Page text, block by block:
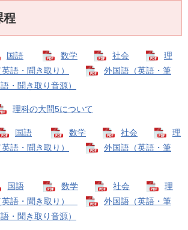
国語 数学 社会
理
語・聞き取り）
外国語（英語・筆
・聞き取り音源）
理科の大問5について
国語 数学 社会
理
語・聞き取り）
外国語（英語・筆
国語 数学 社会
理
英語・聞き取り）
外国語（英語・筆
・聞き取り音源）